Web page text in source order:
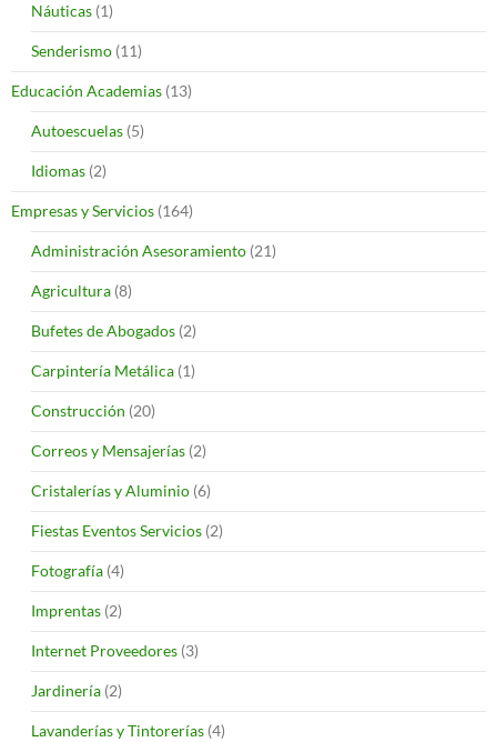
Náuticas (1)
Senderismo (11)
Educación Academias (13)
Autoescuelas (5)
Idiomas (2)
Empresas y Servicios (164)
Administración Asesoramiento (21)
Agricultura (8)
Bufetes de Abogados (2)
Carpintería Metálica (1)
Construcción (20)
Correos y Mensajerías (2)
Cristalerías y Aluminio (6)
Fiestas Eventos Servicios (2)
Fotografía (4)
Imprentas (2)
Internet Proveedores (3)
Jardinería (2)
Lavanderías y Tintorerías (4)